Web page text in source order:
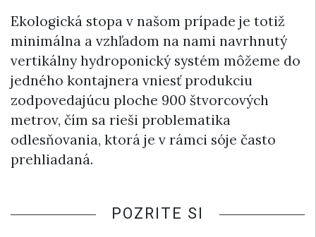
Ekologická stopa v našom prípade je totiž
minimálna a vzhľadom na nami navrhnutý
vertikálny hydroponický systém môžeme do
jedného kontajnera vniesť produkciu
zodpovedajúcu ploche 900 štvorcových
metrov, čím sa rieši problematika
odlesňovania, ktorá je v rámci sóje často
prehliadaná.
POZRITE SI